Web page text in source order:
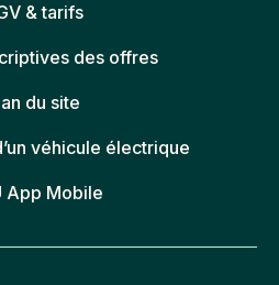
& tarifs
des offres
du site
véhicule électrique
App Mobile